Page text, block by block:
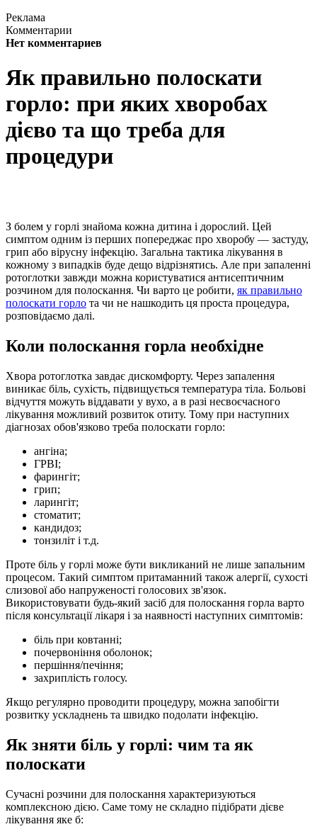
Реклама
Комментарии
Нет комментариев
Як правильно полоскати
горло: при яких хворобах
дієво та що треба для
процедури
З болем у горлі знайома кожна дитина і дорослий. Цей
симптом одним із перших попереджає про хворобу — застуду,
грип або вірусну інфекцію. Загальна тактика лікування в
кожному з випадків буде дещо відрізнятись. Але при запаленні
ротоглотки завжди можна користуватися антисептичним
розчином для полоскання. Чи варто це робити, як правильно
полоскати горло та чи не нашкодить ця проста процедура,
розповідаємо далі.
Коли полоскання горла необхідне
Хвора ротоглотка завдає дискомфорту. Через запалення
виникає біль, сухість, підвищується температура тіла. Больові
відчуття можуть віддавати у вухо, а в разі несвоєчасного
лікування можливий розвиток отиту. Тому при наступних
діагнозах обов'язково треба полоскати горло:
ангіна;
ГРВІ;
фарингіт;
грип;
ларингіт;
стоматит;
кандидоз;
тонзиліт і т.д.
Проте біль у горлі може бути викликаний не лише запальним
процесом. Такий симптом притаманний також алергії, сухості
слизової або напруженості голосових зв'язок.
Використовувати будь-який засіб для полоскання горла варто
після консультації лікаря і за наявності наступних симптомів:
біль при ковтанні;
почервоніння оболонок;
першіння/печіння;
захриплість голосу.
Якщо регулярно проводити процедуру, можна запобігти
розвитку ускладнень та швидко подолати інфекцію.
Як зняти біль у горлі: чим та як
полоскати
Сучасні розчини для полоскання характеризуються
комплексною дією. Саме тому не складно підібрати дієве
лікування яке б: